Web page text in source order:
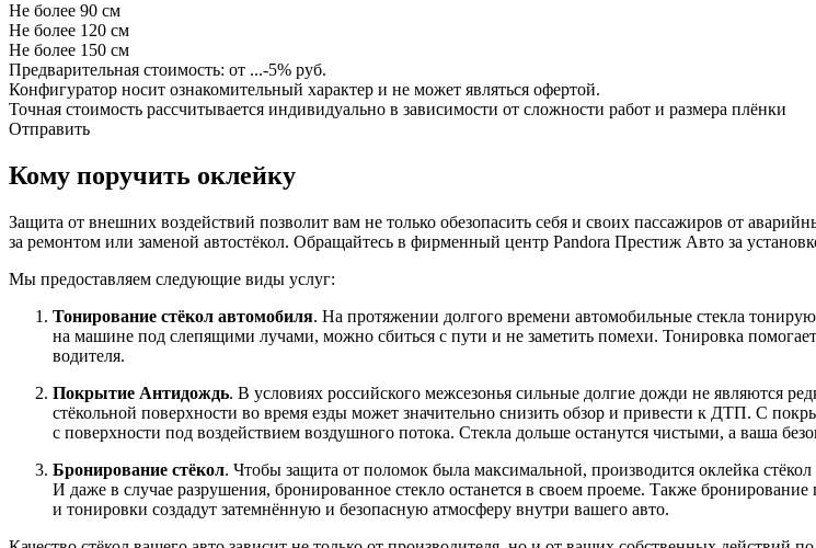
Не более 90 см
Не более 120 см
Не более 150 см
Предварительная стоимость: от ...-5% руб.
Конфигуратор носит ознакомительный характер и не может являться офертой.
Точная стоимость рассчитывается индивидуально в зависимости от сложности работ и размера плёнки
Отправить
Кому поручить оклейку
Защита от внешних воздействий позволит вам не только обезопасить себя и своих пассажиров от
за ремонтом или заменой автостёкол. Обращайтесь в фирменный центр Pandora Престиж Авто за
Мы предоставляем следующие виды услуг:
Тонирование стёкол автомобиля. На протяжении долгого времени автомобильные стекла
на машине под слепящими лучами, можно сбиться с пути и не заметить помехи. Тонировка
водителя.
Покрытие Антидождь. В условиях российского межсезонья сильные долгие дожди не являются
стёкольной поверхности во время езды может значительно снизить обзор и привести к ДТП. С
с поверхности под воздействием воздушного потока. Стекла дольше останутся чистыми, а ваша
Бронирование стёкол. Чтобы защита от поломок была максимальной, производится оклейка
И даже в случае разрушения, бронированное стекло останется в своем проеме. Также
и тонировки создадут затемнённую и безопасную атмосферу внутри вашего авто.